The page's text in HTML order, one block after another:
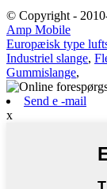
© Copyright -
Amp Mobile
Europæisk type
Industriel slange,
Gummislange,
Send e -mail
x